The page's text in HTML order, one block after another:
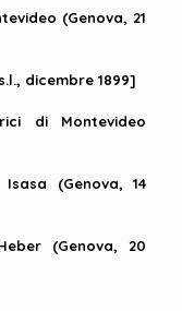
(Genova, 21
dicembre 1899]
di Montevideo
(Genova, 14
(Genova, 20